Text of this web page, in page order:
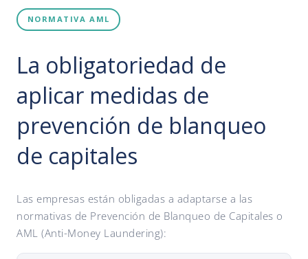
NORMATIVA AML
La obligatoriedad de
aplicar medidas de
prevención de blanqueo
de capitales
Las empresas están obligadas a adaptarse a las
normativas de Prevención de Blanqueo de Capitales o
AML (Anti-Money Laundering):